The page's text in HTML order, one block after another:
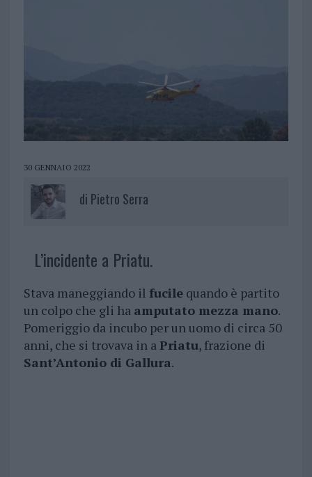
30 GENNAIO 2022
di Pietro Serra
L’incidente a Priatu.
Stava maneggiando il fucilequando è partito
un colpo che gli ha amputato mezza mano.
Pomeriggio da incubo per un uomo di circa 50
anni, che si trovava in aPriatu, frazione di
Sant’Antonio di Gallura.